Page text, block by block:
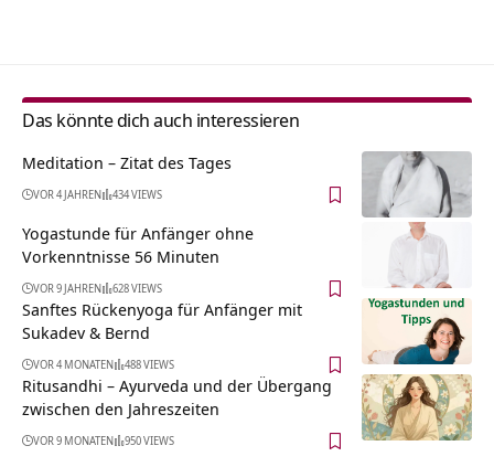
Das könnte dich auch interessieren
Meditation – Zitat des Tages
VOR 4 JAHREN 434 VIEWS
Yogastunde für Anfänger ohne
Vorkenntnisse 56 Minuten
VOR 9 JAHREN 628 VIEWS
Sanftes Rückenyoga für Anfänger mit
Sukadev & Bernd
VOR 4 MONATEN 488 VIEWS
Ritusandhi – Ayurveda und der Übergang
zwischen den Jahreszeiten
VOR 9 MONATEN 950 VIEWS